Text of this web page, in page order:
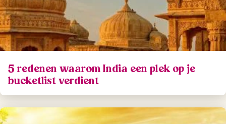
5 redenen waarom India een plek op je
bucketlist verdient